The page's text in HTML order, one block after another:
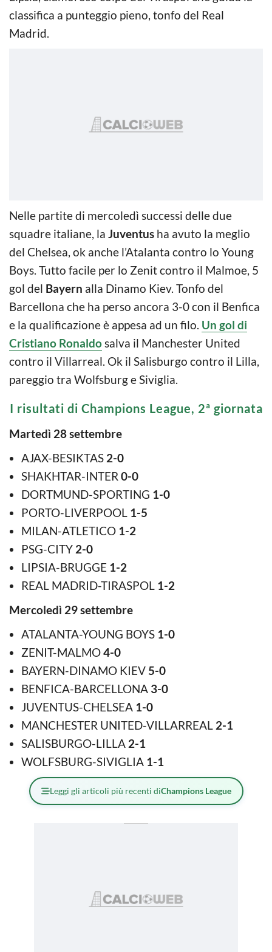
classifica a punteggio pieno, tonfo del Real
Madrid.
Nelle partite di mercoledì successi delle due
squadre italiane, la Juventus ha avuto la meglio
del Chelsea, ok anche l’Atalanta contro lo Young
Boys. Tutto facile per lo Zenit contro il Malmoe, 5
gol del Bayern alla Dinamo Kiev. Tonfo del
Barcellona che ha perso ancora 3-0 con il Benfica
e la qualificazione è appesa ad un filo. Un gol di
Cristiano Ronaldosalva il Manchester United
contro il Villarreal. Ok il Salisburgo contro il Lilla,
pareggio tra Wolfsburg e Siviglia.
I risultati di Champions League, 2ª giornata
Martedì 28 settembre
AJAX-BESIKTAS 2-0
SHAKHTAR-INTER 0-0
DORTMUND-SPORTING 1-0
PORTO-LIVERPOOL 1-5
MILAN-ATLETICO 1-2
PSG-CITY 2-0
LIPSIA-BRUGGE 1-2
REAL MADRID-TIRASPOL 1-2
Mercoledì 29 settembre
ATALANTA-YOUNG BOYS 1-0
ZENIT-MALMO4-0
BAYERN-DINAMO KIEV 5-0
BENFICA-BARCELLONA 3-0
JUVENTUS-CHELSEA 1-0
MANCHESTER UNITED-VILLARREAL 2-1
SALISBURGO-LILLA 2-1
WOLFSBURG-SIVIGLIA 1-1
Leggi gli articoli più recenti diChampions League